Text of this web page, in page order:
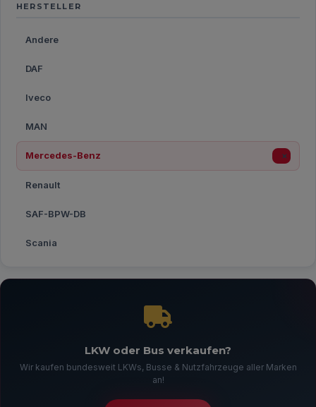
HERSTELLER
Andere
DAF
Iveco
MAN
Mercedes-Benz ×
Renault
SAF-BPW-DB
Scania
LKW oder Bus verkaufen?
Wir kaufen bundesweit LKWs, Busse & Nutzfahrzeuge aller Marken
an!